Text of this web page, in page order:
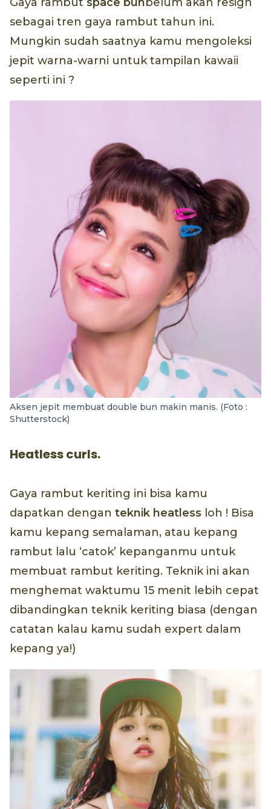
sebagai tren gaya rambut tahun ini.
Mungkin sudah saatnya kamu mengoleksi
jepit warna-warni untuk tampilan kawaii
seperti ini ?
Aksen jepit membuat double bun makin manis. (Foto :
Shutterstock)
Heatless curls.
Gaya rambut keriting ini bisa kamu
dapatkan dengan teknik heatless loh ! Bisa
kamu kepang semalaman, atau kepang
rambut lalu ‘catok’ kepanganmu untuk
membuat rambut keriting. Teknik ini akan
menghemat waktumu 15 menit lebih cepat
dibandingkan teknik keriting biasa (dengan
catatan kalau kamu sudah expert dalam
kepang ya!)